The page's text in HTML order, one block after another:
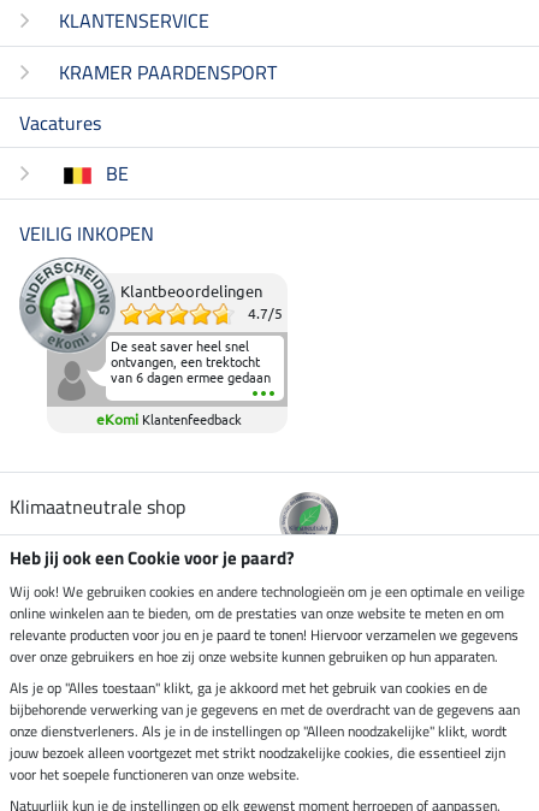
KLANTENSERVICE
KRAMER PAARDENSPORT
Vacatures
BE
VEILIG INKOPEN
Klantbeoordelingen
4.7/5
De seat saver heel snel
ontvangen, een trektocht
van 6 dagen ermee gedaan
en deze heeft de beproeving
fantastisch doorstaan.
Heerlijk zacht om op te
elkaar in het zadel.
eKomi Klantenfeedback
Klimaatneutrale shop
Verzending per
Veilig betalen met
Impressum
Heb jij ook een Cookie voor je paard?
Wij ook! We gebruiken cookies en andere technologieën om je een optimale en veilige
online winkelen aan te bieden, om de prestaties van onze website te meten en om
relevante producten voor jou en je paard te tonen! Hiervoor verzamelen we gegevens
over onze gebruikers en hoe zij onze website kunnen gebruiken op hun apparaten.
Als je op "Alles toestaan" klikt, ga je akkoord met het gebruik van cookies en de
bijbehorende verwerking van je gegevens en met de overdracht van de gegevens aan
onze dienstverleners. Als je in de instellingen op "Alleen noodzakelijke" klikt, wordt
jouw bezoek alleen voortgezet met strikt noodzakelijke cookies, die essentieel zijn
voor het soepele functioneren van onze website.
Natuurlijk kun je de instellingen op elk gewenst moment herroepen of aanpassen.